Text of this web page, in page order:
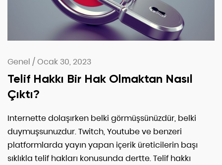
Genel /Ocak 30, 2023
Telif Hakkı Bir Hak Olmaktan Nasıl
Çıktı?
Internette dolaşırken belki görmüşsünüzdür, belki
duymuşsunuzdur. Twitch, Youtube ve benzeri
platformlarda yayın yapan içerik üreticilerin başı
sıklıkla telif hakları konusunda dertte. Telif hakkı